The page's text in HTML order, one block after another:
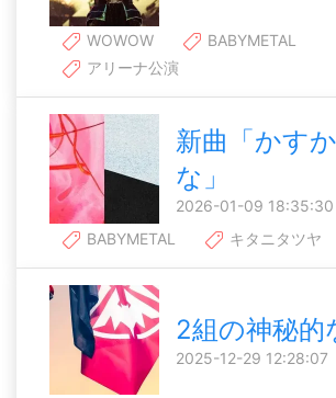
WOWOW
BABYMETAL
アリーナ公演
新曲「かす
な」
2026-01-09 18:35:30
BABYMETAL
キタニタツヤ
2組の神秘的
2025-12-29 12:28:07